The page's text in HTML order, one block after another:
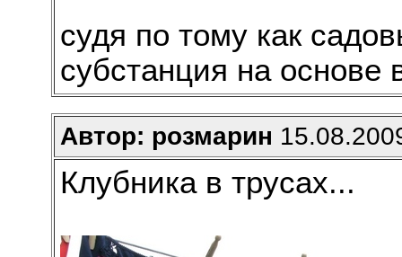
судя по тому как
субстанция на основе
Автор: розмарин
Клубника в трусах...